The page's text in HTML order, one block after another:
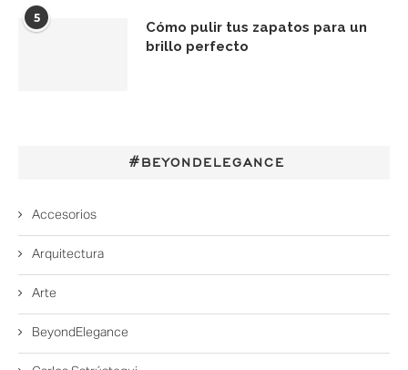
5
Cómo pulir tus zapatos para un
brillo perfecto
#BEYONDELEGANCE
Accesorios
Arquitectura
Arte
BeyondElegance